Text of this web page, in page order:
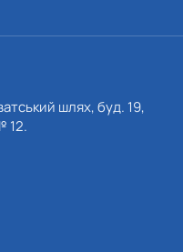
шлях, буд. 19,
12.